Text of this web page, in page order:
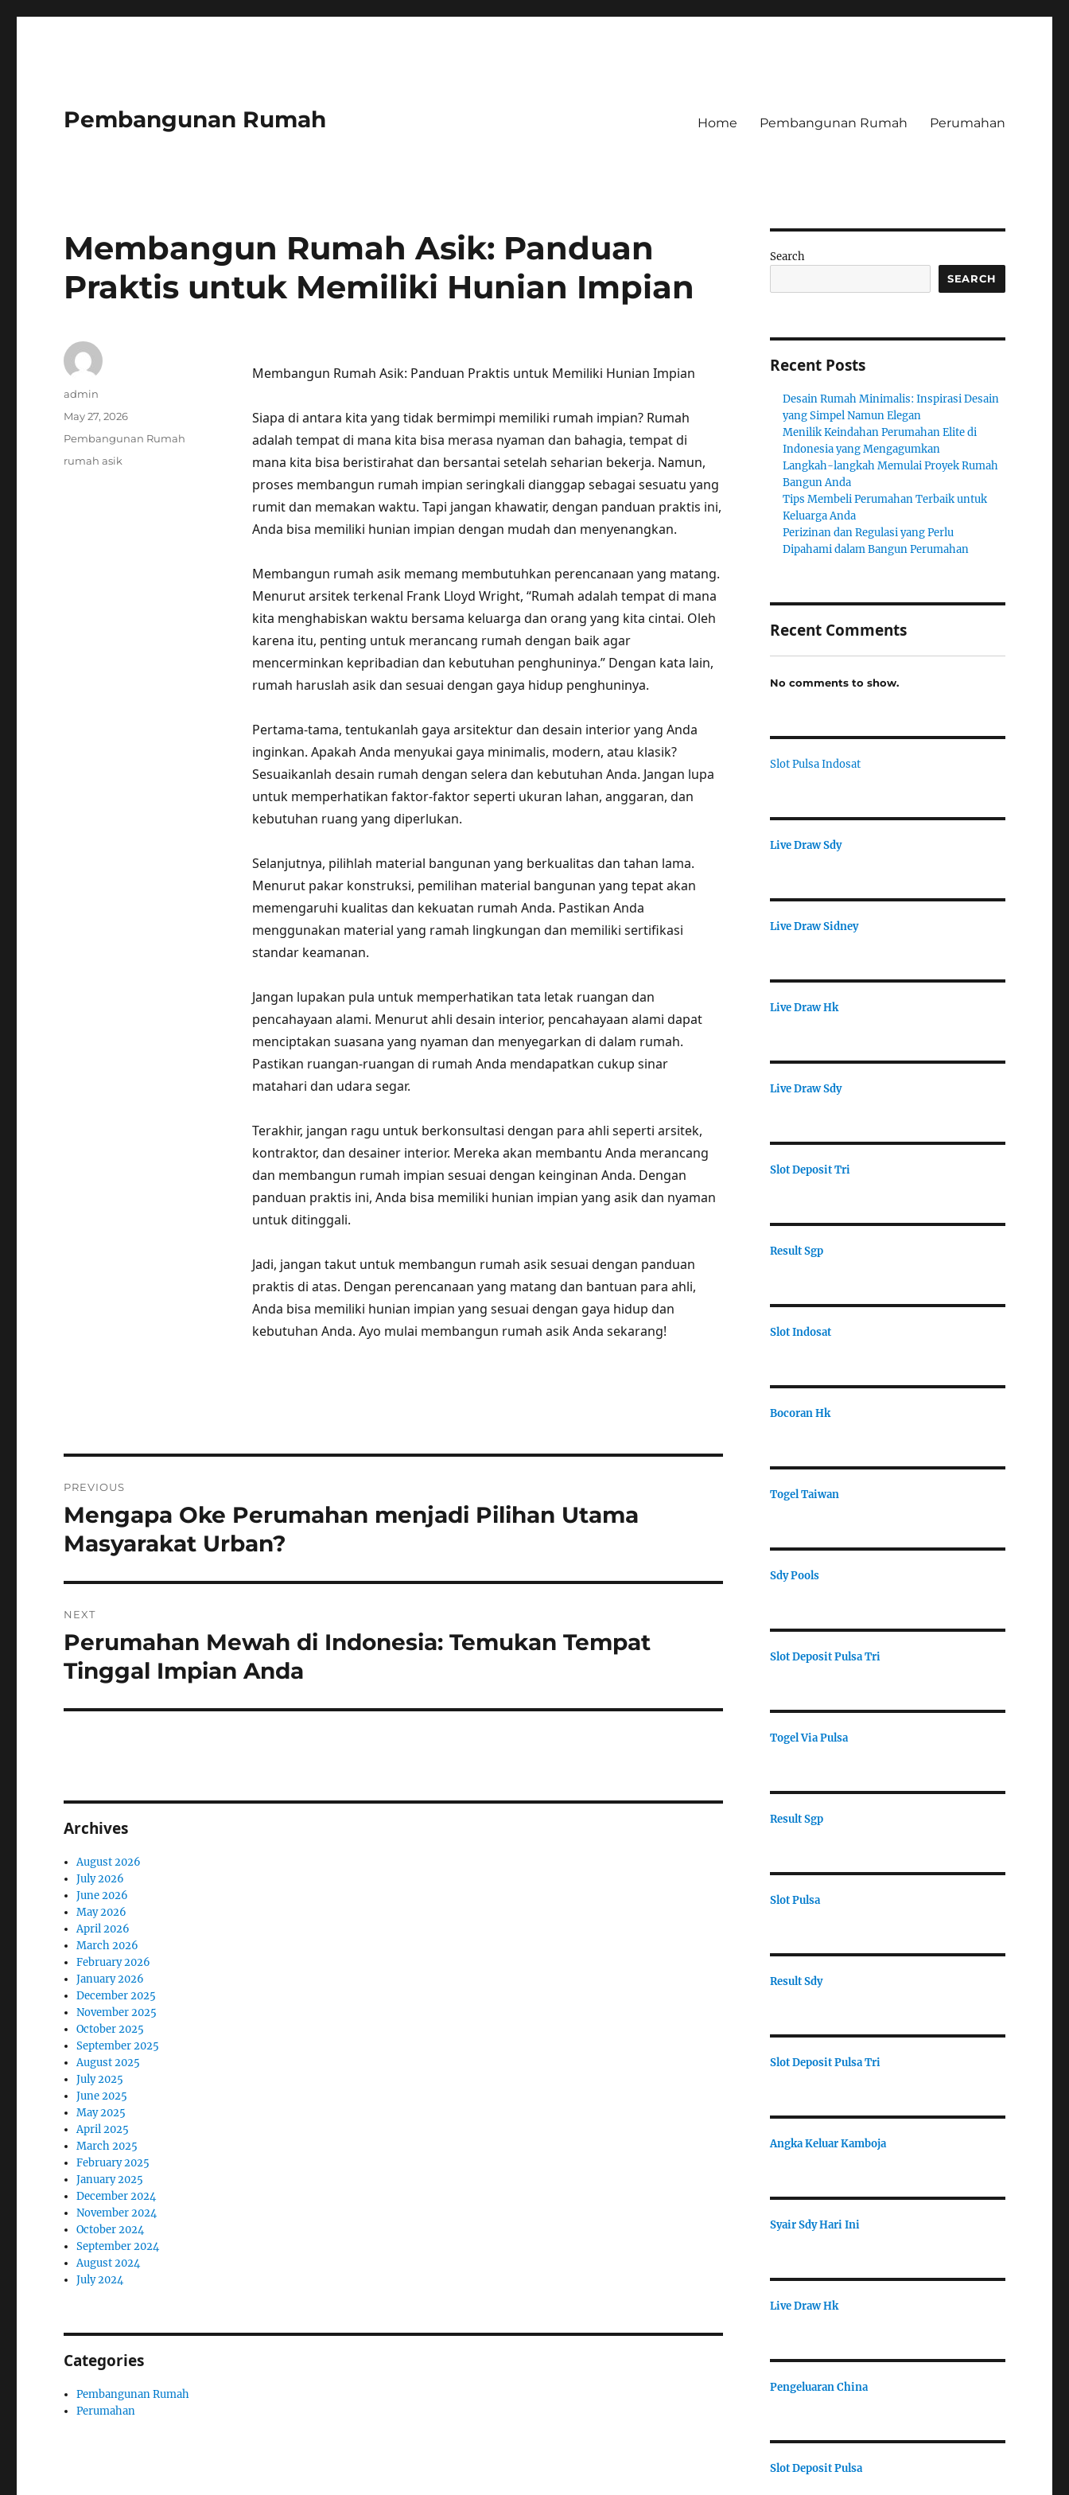
Pembangunan Rumah Home Pembangunan Rumah Perumahan
Membangun Rumah Asik: Panduan
Praktis untuk Memiliki Hunian Impian
Membangun Rumah Asik: Panduan Praktis untuk Memiliki Hunian Impian
Siapa di antara kita yang tidak bermimpi memiliki rumah impian? Rumah
adalah tempat di mana kita bisa merasa nyaman dan bahagia, tempat di
mana kita bisa beristirahat dan bersantai setelah seharian bekerja. Namun,
proses membangun rumah impian seringkali dianggap sebagai sesuatu yang
rumit dan memakan waktu. Tapi jangan khawatir, dengan panduan praktis ini,
Anda bisa memiliki hunian impian dengan mudah dan menyenangkan.
Membangun rumah asik memang membutuhkan perencanaan yang matang.
Menurut arsitek terkenal Frank Lloyd Wright, “Rumah adalah tempat di mana
kita menghabiskan waktu bersama keluarga dan orang yang kita cintai. Oleh
karena itu, penting untuk merancang rumah dengan baik agar
mencerminkan kepribadian dan kebutuhan penghuninya.” Dengan kata lain,
rumah haruslah asik dan sesuai dengan gaya hidup penghuninya.
Pertama-tama, tentukanlah gaya arsitektur dan desain interior yang Anda
inginkan. Apakah Anda menyukai gaya minimalis, modern, atau klasik?
Sesuaikanlah desain rumah dengan selera dan kebutuhan Anda. Jangan lupa
untuk memperhatikan faktor-faktor seperti ukuran lahan, anggaran, dan
kebutuhan ruang yang diperlukan.
Selanjutnya, pilihlah material bangunan yang berkualitas dan tahan lama.
Menurut pakar konstruksi, pemilihan material bangunan yang tepat akan
memengaruhi kualitas dan kekuatan rumah Anda. Pastikan Anda
menggunakan material yang ramah lingkungan dan memiliki sertifikasi
standar keamanan.
Jangan lupakan pula untuk memperhatikan tata letak ruangan dan
pencahayaan alami. Menurut ahli desain interior, pencahayaan alami dapat
menciptakan suasana yang nyaman dan menyegarkan di dalam rumah.
Pastikan ruangan-ruangan di rumah Anda mendapatkan cukup sinar
matahari dan udara segar.
Terakhir, jangan ragu untuk berkonsultasi dengan para ahli seperti arsitek,
kontraktor, dan desainer interior. Mereka akan membantu Anda merancang
dan membangun rumah impian sesuai dengan keinginan Anda. Dengan
panduan praktis ini, Anda bisa memiliki hunian impian yang asik dan nyaman
untuk ditinggali.
Jadi, jangan takut untuk membangun rumah asik sesuai dengan panduan
praktis di atas. Dengan perencanaan yang matang dan bantuan para ahli,
Anda bisa memiliki hunian impian yang sesuai dengan gaya hidup dan
kebutuhan Anda. Ayo mulai membangun rumah asik Anda sekarang!
Author
admin
Posted
May 27, 2026
Categories
Pembangunan Rumah
Tags
rumah asik
navigation
PREVIOUS
Previous
post:
Mengapa Oke Perumahan menjadi Pilihan Utama
Masyarakat Urban?
NEXT
Next
post:
Perumahan Mewah di Indonesia: Temukan Tempat
Tinggal Impian Anda
Archives
August 2026
July 2026
June 2026
May 2026
April 2026
March 2026
February 2026
January 2026
December 2025
November 2025
October 2025
September 2025
August 2025
July 2025
June 2025
May 2025
April 2025
March 2025
February 2025
January 2025
December 2024
November 2024
October 2024
September 2024
August 2024
July 2024
Categories
Pembangunan Rumah
Perumahan
Search
SEARCH
Recent Posts
Desain Rumah Minimalis: Inspirasi Desain
yang Simpel Namun Elegan
Menilik Keindahan Perumahan Elite di
Indonesia yang Mengagumkan
Langkah-langkah Memulai Proyek Rumah
Bangun Anda
Tips Membeli Perumahan Terbaik untuk
Keluarga Anda
Perizinan dan Regulasi yang Perlu
Dipahami dalam Bangun Perumahan
Recent Comments
No comments to show.
Slot Pulsa Indosat
Live Draw Sdy
Live Draw Sidney
Live Draw Hk
Live Draw Sdy
Slot Deposit Tri
Result Sgp
Slot Indosat
Bocoran Hk
Togel Taiwan
Sdy Pools
Slot Deposit Pulsa Tri
Togel Via Pulsa
Result Sgp
Slot Pulsa
Result Sdy
Slot Deposit Pulsa Tri
Angka Keluar Kamboja
Syair Sdy Hari Ini
Live Draw Hk
Pengeluaran China
Slot Deposit Pulsa